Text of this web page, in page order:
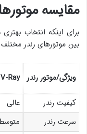
مقایسه
برای اینکه انتخاب
بین موتورهای رندر
ویژگی/موتور رندر V-Ray
کیفیت رندر
عالی
سرعت رندر